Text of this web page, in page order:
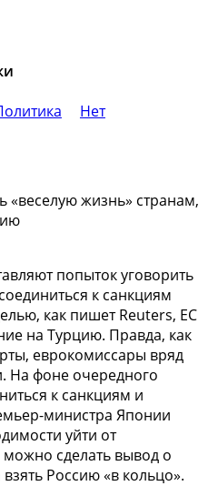
Нет
жизнь» странам,
попыток уговорить
к санкциям
как пишет Reuters, ЕС
на Турцию. Правда, как
еврокомиссары вряд
На фоне очередного
к санкциям и
министра Японии
уйти от
сделать вывод о
Россию «в кольцо».